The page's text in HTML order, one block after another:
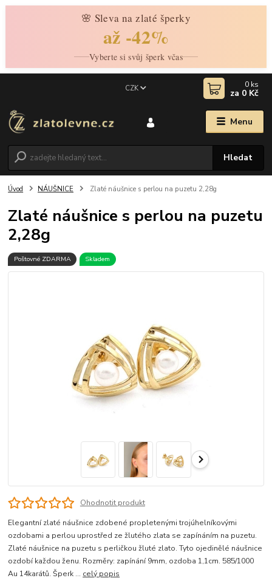
🌸 Sleva na zlaté šperky
až -42%
Vyberte si svůj šperk včas
Menu
CZK
Hledat
0 ks
za 0 Kč
Úvod NÁUŠNICE Zlaté náušnice s perlou na puzetu 2,28g
Zlaté náušnice s perlou na puzetu
2,28g
Poštovné ZDARMA Skladem
Ohodnotit produkt
Elegantní zlaté náušnice zdobené propletenými trojúhelníkovými
ozdobami a perlou uprostřed ze žlutého zlata se zapínáním na puzetu.
Zlaté náušnice na puzetu s perličkou žluté zlato. Tyto ojedinělé náušnice
ozdobí každou ženu. Rozměry: zapínání 9mm, ozdoba 1,1cm. 585/1000
Au 14karátů. Šperk ... celý popis